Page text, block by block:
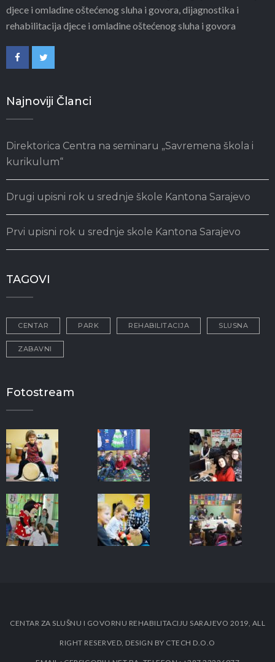
djece i omladine oštećenog sluha i govora, dijagnostika i
rehabilitacija djece i omladine oštećenog sluha i govora
Najnoviji Članci
Direktorica Centra na seminaru „Savremena škola i
kurikulum“
Drugi upisni rok u srednje škole Kantona Sarajevo
Prvi upisni rok u srednje skole Kantona Sarajevo
TAGOVI
CENTAR PARK REHABILITACIJA SLUSNA
ZABAVNI
Fotostream
CENTAR ZA SLUŠNU I GOVORNU REHABILITACIJU SARAJEVO 2019, ALL
RIGHT RESERVED, DESIGN BY CTECH D.O.O